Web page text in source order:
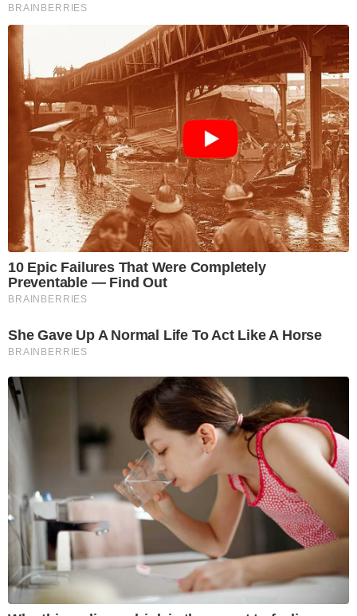
BRAINBERRIES
10 Epic Failures That Were Completely
Preventable — Find Out
BRAINBERRIES
She Gave Up A Normal Life To Act Like A Horse
BRAINBERRIES